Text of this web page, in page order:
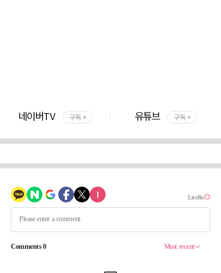
네이버TV 구독 + 유튜브 구독 +